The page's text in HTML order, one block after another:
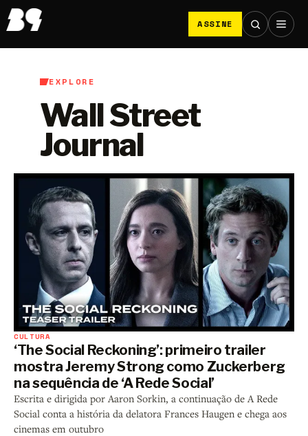
ASSINE
EXPLORE
Wall Street
Journal
CULTURA
‘The Social Reckoning’: primeiro trailer
mostra Jeremy Strong como Zuckerberg
na sequência de ‘A Rede Social’
Escrita e dirigida por Aaron Sorkin, a continuação de A Rede
Social conta a história da delatora Frances Haugen e chega aos
cinemas em outubro